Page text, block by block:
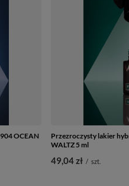
OCEAN
Przezroczysty lakier
WALTZ 5 ml
49,04 zł / szt.